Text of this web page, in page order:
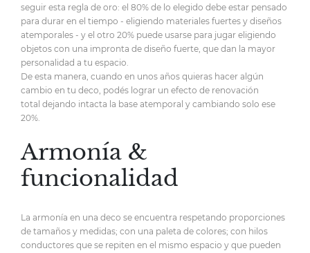
seguir esta regla de oro: el 80% de lo elegido debe estar pensado
para durar en el tiempo - eligiendo materiales fuertes y diseños
atemporales - y el otro 20% puede usarse para jugar eligiendo
objetos con una impronta de diseño fuerte, que dan la mayor
personalidad a tu espacio.
De esta manera, cuando en unos años quieras hacer algún
cambio en tu deco, podés lograr un efecto de renovación
total dejando intacta la base atemporal y cambiando solo ese
20%.
Armonía &
funcionalidad
La armonía en una deco se encuentra respetando proporciones
de tamaños y medidas; con una paleta de colores; con hilos
conductores que se repiten en el mismo espacio y que pueden